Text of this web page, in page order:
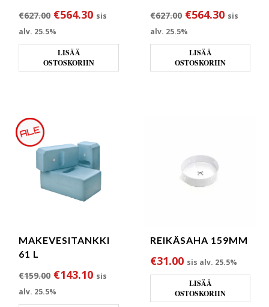
€627.00 Alkuperäinen hinta oli: €627.00.
€564.30Nykyinen hinta on: €564.30.
sis
alv. 25.5%
LISÄÄ
OSTOSKORIIN
€627.00 Alkuperäinen
€564.30 sis
alv. 25.5%
LISÄÄ
OSTOSKORIIN
MAKEVESITANKKI
61 L
€159.00 Alkuperäinen hinta oli: €159.00.
€143.10Nykyinen hinta on: €143.10.
sis
alv. 25.5%
REIKÄSAHA 159MM
€31.00 sis alv. 25.5%
LISÄÄ
OSTOSKORIIN